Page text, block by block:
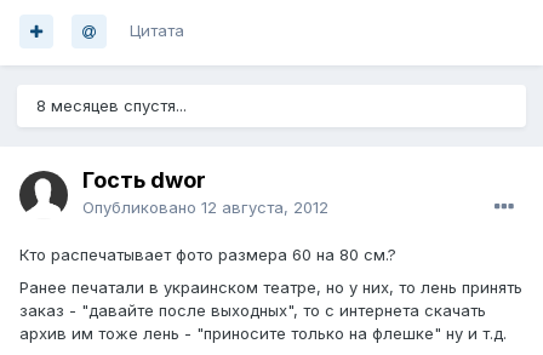
Цитата
8 месяцев спустя...
Гость dwor
Опубликовано 12 августа, 2012
Кто распечатывает фото размера 60 на 80 см.?
Ранее печатали в украинском театре, но у них, то лень принять
заказ - "давайте после выходных", то с интернета скачать
архив им тоже лень - "приносите только на флешке" ну и т.д.